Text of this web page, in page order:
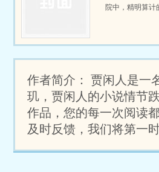
院中，精明算计
下，于木屑纷飞
木匠的尊严之门
里，寻得安身立
关于传承、奋斗
琢不凡的故事。
作者简介： 贾闲人是一
玑，贾闲人的小说情节
作品，您的每一次阅读
及时反馈，我们将第一